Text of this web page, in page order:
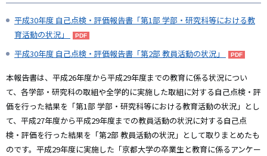
平成30年度 自己点検・評価報告書「第1部 学部・研究科等における教
育活動の状況」
平成30年度 自己点検・評価報告書「第2部 教員活動の状況」
本報告書は、平成26年度から平成29年度までの教育に係る状況につい
て、各学部・研究科の取組や全学的に実施した取組に対する自己点検・評
価を行った結果を「第1部 学部・研究科等における教育活動の状況」とし
て、平成27年度から平成29年度までの教員活動の状況に対する自己点
検・評価を行った結果を「第2部 教員活動の状況」として取りまとめたも
のです。平成29年度に実施した「京都大学の卒業生と教育に係るアンケー